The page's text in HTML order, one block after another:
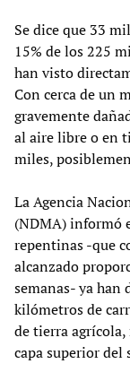
Se dice que 33
15% de los 225
han visto
Con cerca de un
gravemente
al aire libre o en
miles,
La Agencia
(NDMA) informó
repentinas -que
alcanzado
semanas- ya han
kilómetros de
de tierra
capa superior del